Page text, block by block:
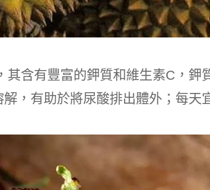
其含有豐富的鉀質和維生素C，鉀
，有助於將尿酸排出體外；每天